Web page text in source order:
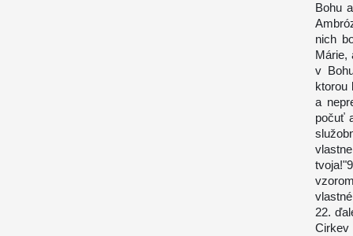
Bohu
nich
Márie,
v
ktorou
a
počuť
22.